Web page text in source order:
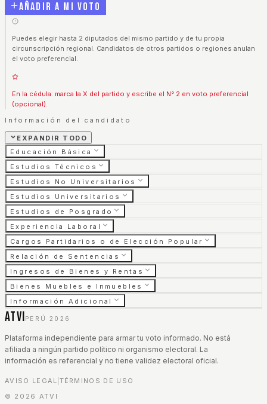
Añadir a mi voto
Puedes elegir hasta 2 diputados del mismo partido y de tu propia
circunscripción regional. Candidatos de otros partidos o regiones anulan
el voto preferencial.
En la cédula: marca la X del partido y escribe el N° 2 en voto preferencial
(opcional).
Información del candidato
EXPANDIR TODO
Educación Básica
Estudios Técnicos
Estudios No Universitarios
Estudios Universitarios
Estudios de Posgrado
Experiencia Laboral
Cargos Partidarios o de Elección Popular
Relación de Sentencias
Ingresos de Bienes y Rentas
Bienes Muebles e Inmuebles
Información Adicional
ATVI PERÚ 2026
Plataforma independiente para armar tu voto informado. No está
afiliada a ningún partido político ni organismo electoral. La
información es referencial y no tiene validez electoral oficial.
AVISO LEGAL TÉRMINOS DE USO
© 2026 ATVI